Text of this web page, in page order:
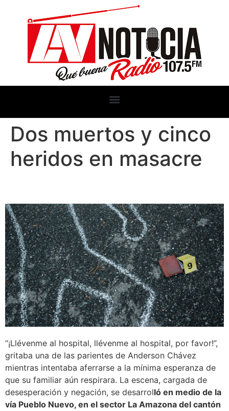
Dos muertos y cinco
heridos en masacre
“¡Llévenme al hospital, llévenme al hospital, por favor!”,
gritaba una de las parientes de Anderson Chávez
mientras intentaba aferrarse a la mínima esperanza de
que su familiar aún respirara. La escena, cargada de
desesperación y negación, se desarrolló en medio de la
vía Pueblo Nuevo, en el sector La Amazona del cantón